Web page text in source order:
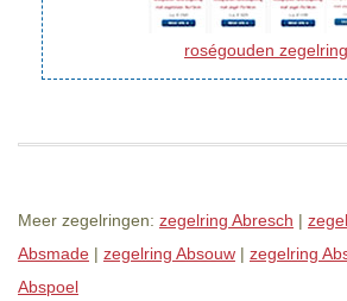
roségouden zegelring
Meer zegelringen: zegelring Abresch |
Absmade | zegelring Absouw | zegelring
Abspoel